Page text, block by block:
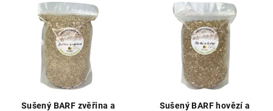
Sušený BARF zvěřina a
Sušený BARF hovězí a